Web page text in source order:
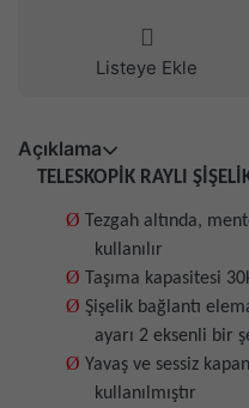
Listeye Ekle
Açıklama
TELESKOPİK RAYLI
Ø Tezgah altında,
kullanılır
Ø Taşıma kapasitesi
Ø Şişelik bağlantı
ayarı 2 eksenli bir
Ø Yavaş ve sessiz
kullanılmıştır